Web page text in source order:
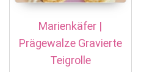
Marienkäfer |
Prägewalze Gravierte
Teigrolle